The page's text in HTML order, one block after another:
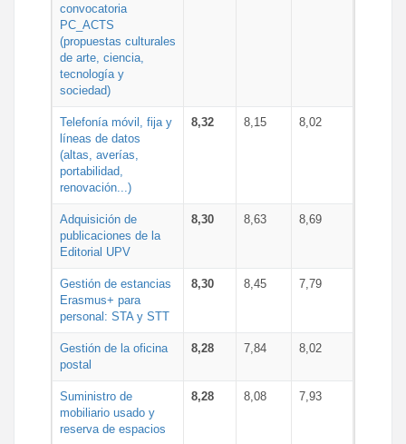
convocatoria
PC_ACTS
(propuestas culturales
de arte, ciencia,
tecnología y
sociedad)
Telefonía móvil, fija y
líneas de datos
(altas, averías,
portabilidad,
renovación...)
8,32 8,15 8,02
Adquisición de
publicaciones de la
Editorial UPV
8,30 8,63 8,69
Gestión de estancias
Erasmus+ para
personal: STA y STT
8,30 8,45 7,79
Gestión de la oficina
postal
8,28 7,84 8,02
Suministro de
mobiliario usado y
reserva de espacios
8,28 8,08 7,93